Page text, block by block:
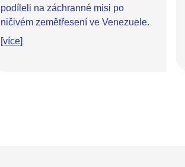
podíleli na záchranné misi po
ničivém zemětřesení ve Venezuele.
[více]